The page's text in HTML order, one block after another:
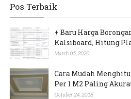
Pos Terbaik
+ Baru Harga
Kalsiboard, Hitung
March 05, 2020
Cara Mudah
Per 1 M2 Paling
October 24, 2018